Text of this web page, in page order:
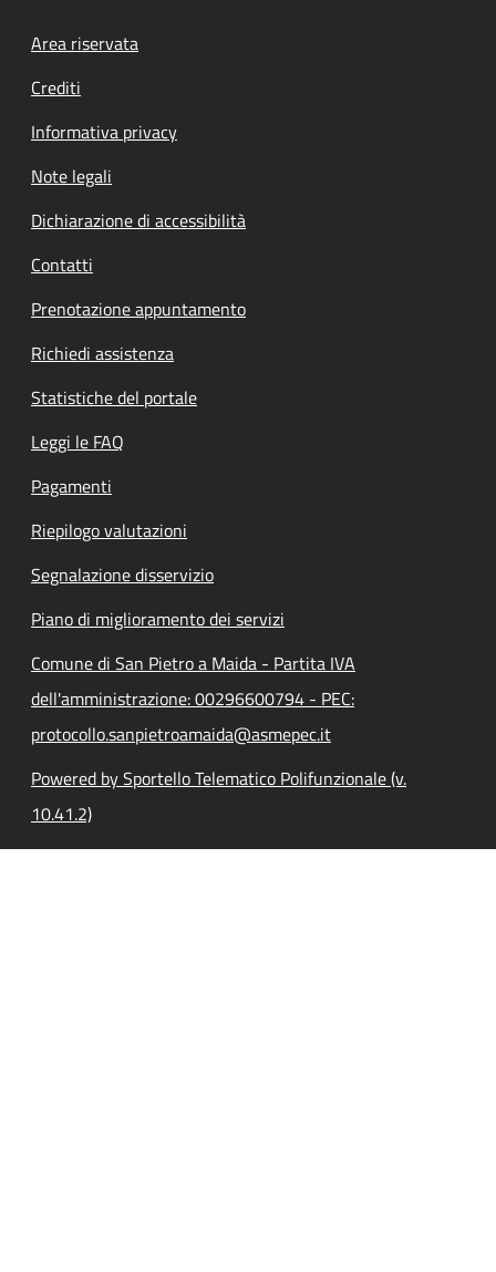
Footer menu
Area riservata
Crediti
Informativa privacy
Note legali
Dichiarazione di accessibilità
Contatti
Prenotazione appuntamento
Richiedi assistenza
Statistiche del portale
Leggi le FAQ
Pagamenti
Riepilogo valutazioni
Segnalazione disservizio
Piano di miglioramento dei servizi
Comune di San Pietro a Maida - Partita IVA
dell'amministrazione: 00296600794 - PEC:
protocollo.sanpietroamaida@asmepec.it
Powered by Sportello Telematico Polifunzionale (v.
10.41.2)